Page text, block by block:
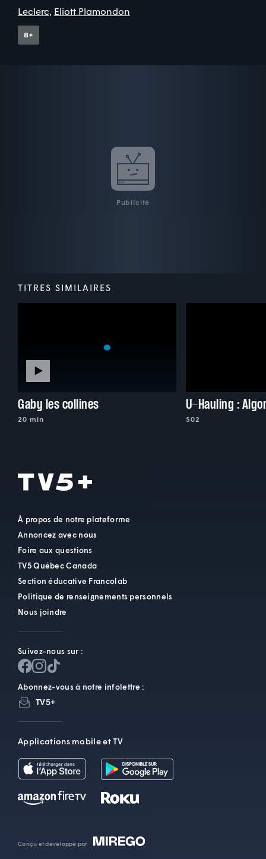
Leclerc, Eliott Plamondon
Publicité
TITRES SIMILAIRES
Gaby les collines
20 min S02
À propos de notre plateforme
Annoncez avec nous
Foire aux questions
TV5 Québec Canada
Section éducative Francolab
Politique de renseignements personnels
Nous joindre
Suivez-nous sur :
Abonnez-vous à notre infolettre :
TV5+
Applications mobile et TV
Conçu et développé par